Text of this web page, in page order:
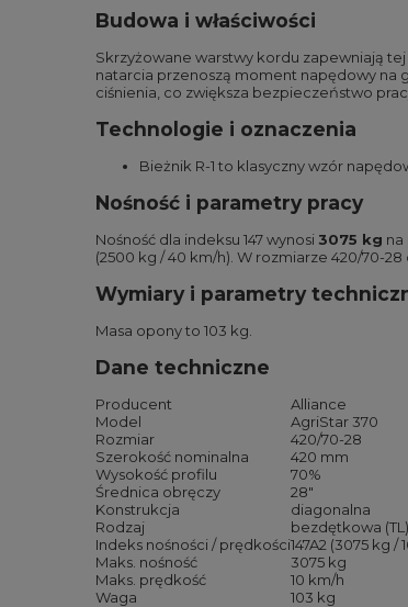
Budowa i właściwości
Skrzyżowane warstwy kordu zapewniają
natarcia przenoszą moment napędowy na
ciśnienia, co zwiększa bezpieczeństwo
Technologie i oznaczenia
Bieżnik R-1 to klasyczny wzór
Nośność i parametry pracy
Nośność dla indeksu 147 wynosi 3075 kg na
(2500 kg / 40 km/h). W rozmiarze 420/70-
Wymiary i parametry
Masa opony to 103 kg.
Dane techniczne
Producent
Alliance
Model
AgriStar 370
Rozmiar
420/70-28
Szerokość nominalna
420 mm
Wysokość profilu
70%
Średnica obręczy
28″
Konstrukcja
diagonalna
Rodzaj
bezdętkowa (TL)
Indeks nośności / prędkości147A2 (3075 kg /
Maks. nośność
3075 kg
Maks. prędkość
10 km/h
Waga
103 kg